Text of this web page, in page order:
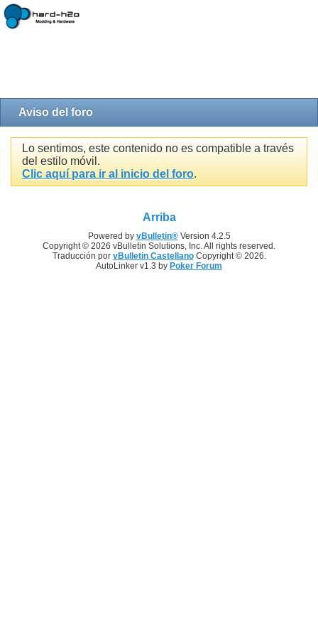
Aviso del foro
Lo sentimos, este contenido no es compatible a través
del estilo móvil.
Clic aquí para ir al inicio del foro.
Arriba
Powered by vBulletin®Version 4.2.5
Copyright © 2026 vBulletin Solutions, Inc. All rights reserved.
Traducción por vBulletin CastellanoCopyright © 2026.
AutoLinker v1.3 by Poker Forum